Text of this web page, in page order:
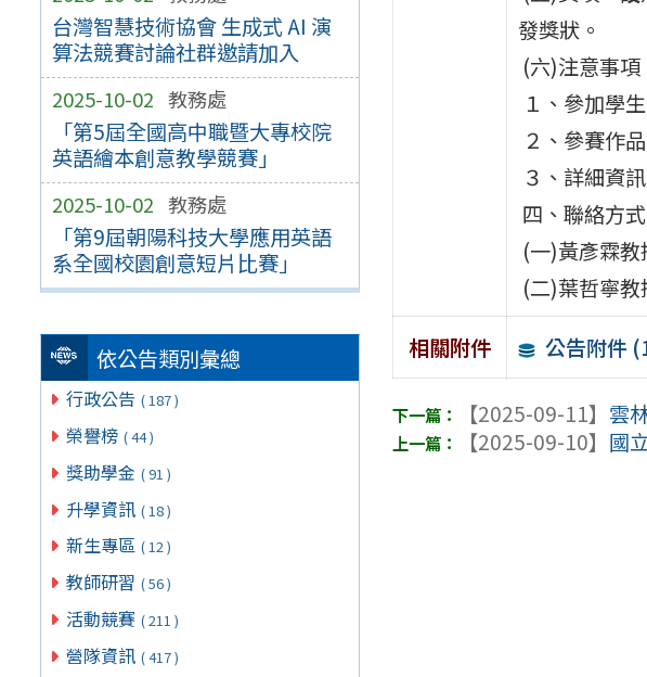
台灣智慧技術協會 生成式 AI 演
算法競賽討論社群邀請加入
2025-10-02 教務處
「第5屆全國高中職暨大專校院
英語繪本創意教學競賽」
2025-10-02 教務處
「第9屆朝陽科技大學應用英語
系全國校園創意短片比賽」
依公告類別彙總
行政公告 ( 187 )
榮譽榜 ( 44 )
獎助學金 ( 91 )
升學資訊 ( 18 )
新生專區 ( 12 )
教師研習 ( 56 )
活動競賽 ( 211 )
營隊資訊 ( 417 )
發獎狀。
(六)注意事項
１、參加學
２、參賽作
３、詳細資
四、聯絡方式
(一)黃彥霖教
(二)葉哲寧教
相關附件
公告附件
【2025-09-11】 雲
【2025-09-10】 國